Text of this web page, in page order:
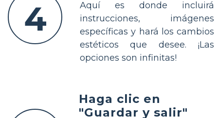
4
Aquí es donde incluirá
instrucciones, imágenes
específicas y hará los cambios
estéticos que desee. ¡Las
opciones son infinitas!
Haga clic en
"Guardar y salir"